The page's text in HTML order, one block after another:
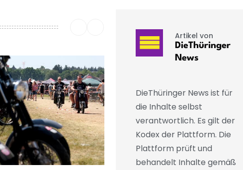
Artikel von
DieThüringer
News
DieThüringer News ist für
die Inhalte selbst
verantwortlich. Es gilt der
Kodex der Plattform. Die
Plattform prüft und
behandelt Inhalte gemäß